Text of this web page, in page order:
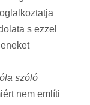
s ezzel
szóló
nem említi